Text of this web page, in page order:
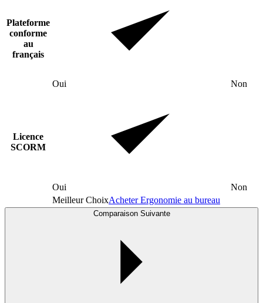
Plateforme
conforme
au
français
Oui Non
Licence
SCORM
Oui
Non
Meilleur ChoixAcheter Ergonomie au bureau
Comparaison Suivante